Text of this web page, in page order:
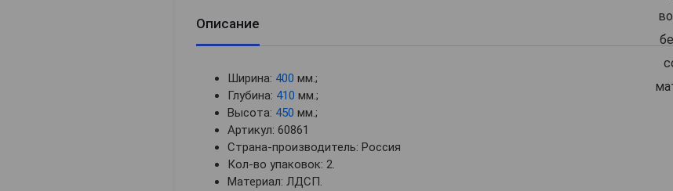
Описание
Ширина: 400 мм.;
Глубина: 410 мм.;
Высота: 450 мм.;
Артикул: 60861
Страна-производитель: Россия
Кол-во упаковок: 2.
Материал: ЛДСП.